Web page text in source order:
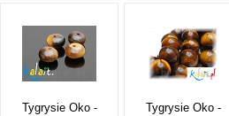
Tygrysie Oko -
Tygrysie Oko -